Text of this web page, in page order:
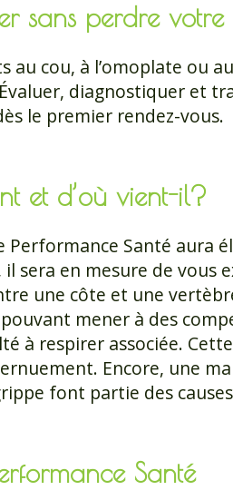
sans perdre votre
au cou, à l’omoplate ou
diagnostiquer et
le premier rendez-vous.
et d’où vient-il?
Santé aura
sera en mesure de vous
une côte et une
mener à des
à respirer associée.
Encore, une
font partie des
Santé